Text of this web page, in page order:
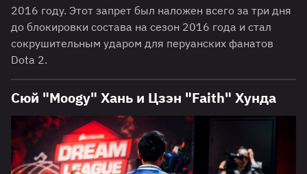
2016 году. Этот запрет был наложен всего за три дня
до блокировки состава на сезон 2016 года и стал
сокрушительным ударом для перуанских фанатов
Dota 2.
Сюй "Moogy" Хань и Цзэн "Faith" Хунда